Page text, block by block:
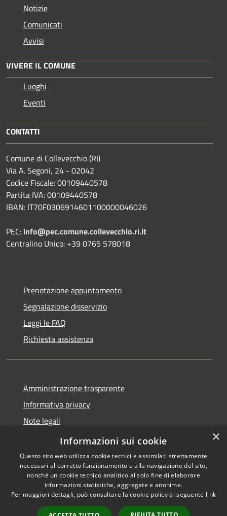
Notizie
Comunicati
Avvisi
VIVERE IL COMUNE
Luoghi
Eventi
CONTATTI
Comune di Collevecchio (RI)
Via A. Segoni, 24 - 02042
Codice Fiscale: 00109440578
Partita IVA: 00109440578
IBAN: IT70F0306914601100000046026
PEC: info@pec.comune.collevecchio.ri.it
Centralino Unico: +39 0765 578018
Prenotazione appuntamento
Segnalazione disservizio
Leggi le FAQ
Richiesta assistenza
Amministrazione trasparente
Informativa privacy
Note legali
Dichiarazione di accessibilità
Accessibilità
Copyright © 2026 • Comune di
Collevecchio • Powered by
Municipium• Accesso
×
Informazioni sui cookie
Questo sito web utilizza cookie tecnici e assimilati strettamente
necessari al corretto funzionamento e alla navigazione del sito,
nonché un cookie tecnico analitico al solo fine di elaborare
informazioni statistiche, aggregate e anonime.
Per maggiori dettagli, può consultare la cookie policy al seguente link